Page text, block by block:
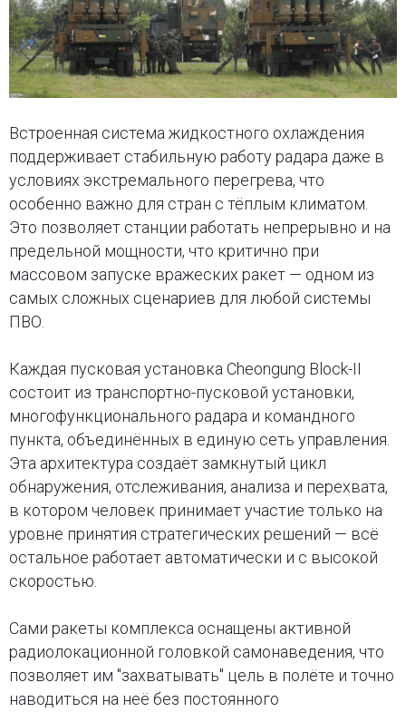
Встроенная система жидкостного охлаждения
поддерживает стабильную работу радара даже в
условиях экстремального перегрева, что
особенно важно для стран с тёплым климатом.
Это позволяет станции работать непрерывно и на
предельной мощности, что критично при
массовом запуске вражеских ракет — одном из
самых сложных сценариев для любой системы
ПВО.
Каждая пусковая установка Cheongung Block-II
состоит из транспортно-пусковой установки,
многофункционального радара и командного
пункта, объединённых в единую сеть управления.
Эта архитектура создаёт замкнутый цикл
обнаружения, отслеживания, анализа и перехвата,
в котором человек принимает участие только на
уровне принятия стратегических решений — всё
остальное работает автоматически и с высокой
скоростью.
Сами ракеты комплекса оснащены активной
радиолокационной головкой самонаведения, что
позволяет им "захватывать" цель в полёте и точно
наводиться на неё без постоянного